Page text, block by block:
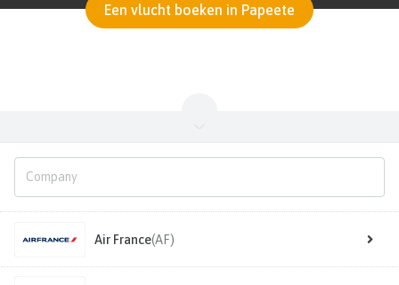
Een vlucht boeken in Papeete
Air France(AF)